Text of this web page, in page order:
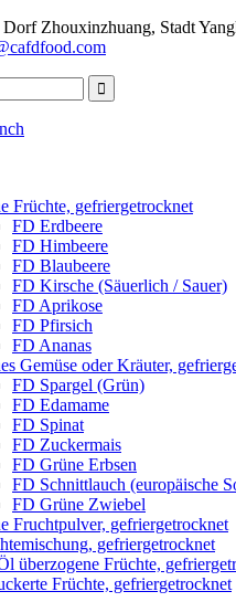
Zhouxinzhuang, Stadt
Früchte, gefriergetrocknet
FD Erdbeere
FD Himbeere
FD Blaubeere
FD Kirsche (Säuerlich / Sauer)
FD Aprikose
FD Pfirsich
FD Ananas
Gemüse oder Kräuter,
FD Spargel (Grün)
FD Edamame
FD Spinat
FD Zuckermais
FD Grüne Erbsen
FD Schnittlauch (europäische
FD Grüne Zwiebel
Fruchtpulver, gefriergetrocknet
gefriergetrocknet
überzogene Früchte,
Früchte, gefriergetrocknet